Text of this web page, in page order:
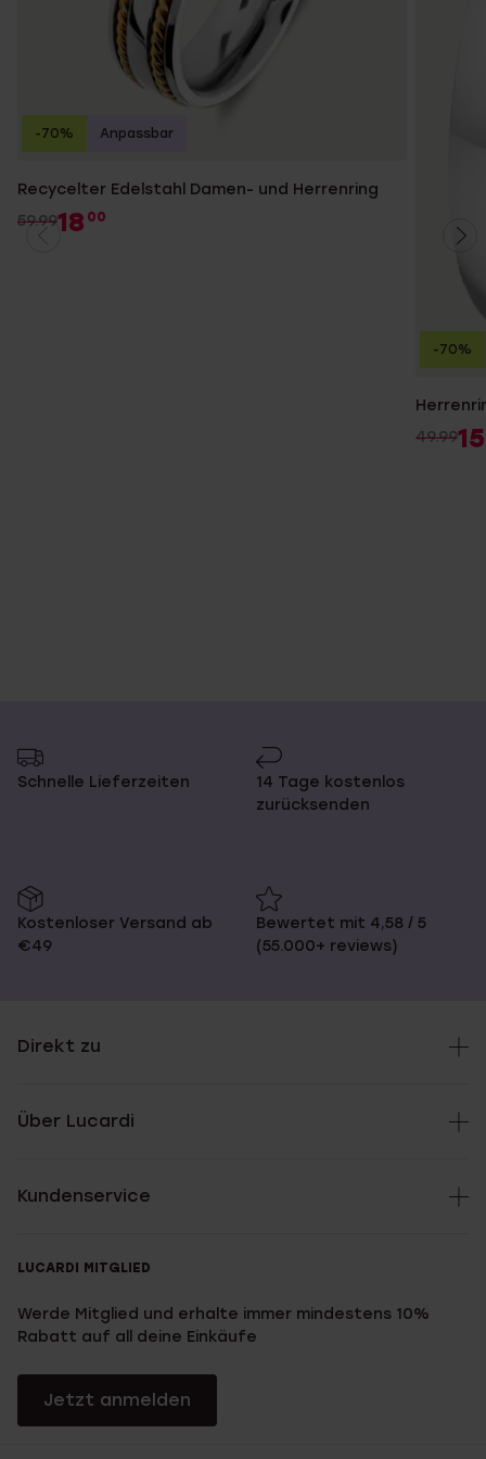
Recycelter Edelstahl Damen- und Herrenring
59.9918 00
-70% Anpassbar
49.9915
-70%
Schnelle Lieferzeiten
14 Tage kostenlos
zurücksenden
Kostenloser Versand ab
€49
Bewertet mit 4,58 / 5
(55.000+ reviews)
Direkt zu
Über Lucardi
Kundenservice
LUCARDI MITGLIED
Werde Mitglied und erhalte immer mindestens 10%
Rabatt auf all deine Einkäufe
Jetzt anmelden